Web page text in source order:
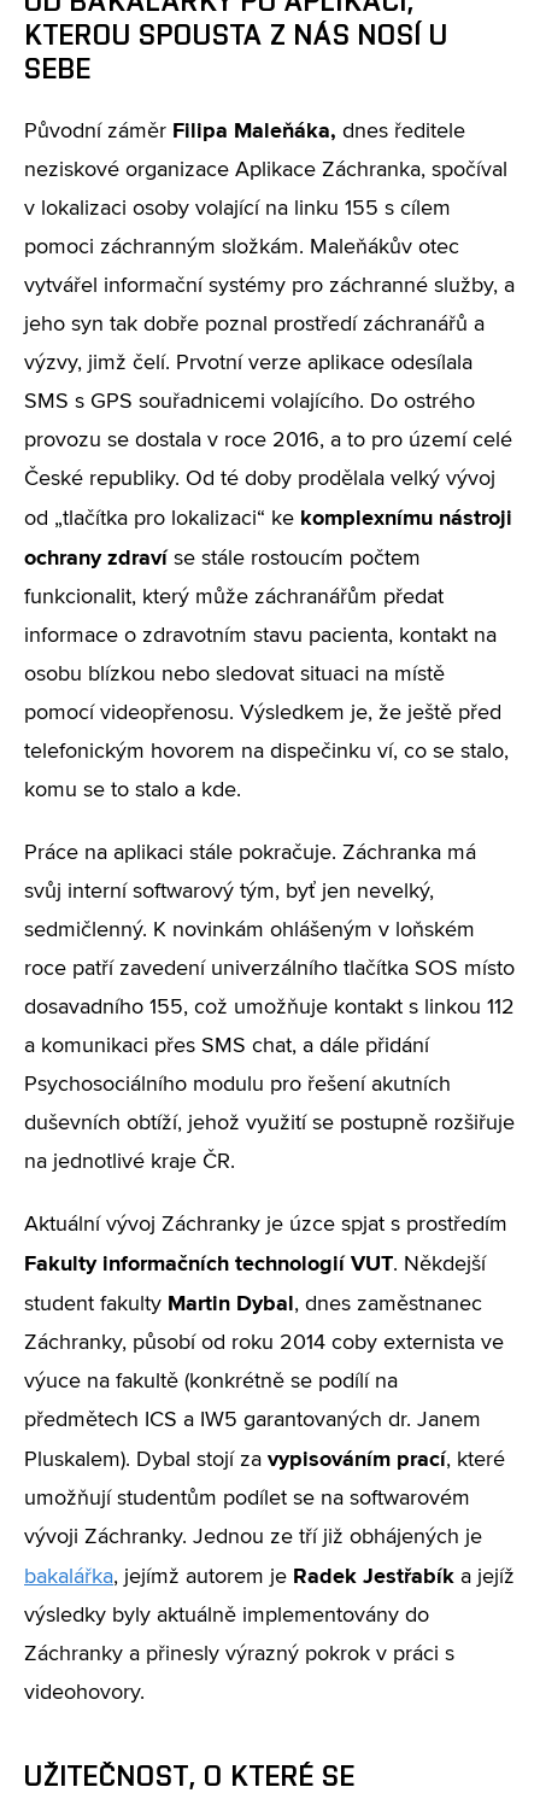
KTEROU SPOUSTA Z NÁS NOSÍ U
SEBE
Původní záměr Filipa Maleňáka, dnes ředitele
neziskové organizace Aplikace Záchranka, spočíval
v lokalizaci osoby volající na linku 155 s cílem
pomoci záchranným složkám. Maleňákův otec
vytvářel informační systémy pro záchranné služby, a
jeho syn tak dobře poznal prostředí záchranářů a
výzvy, jimž čelí. Prvotní verze aplikace odesílala
SMS s GPS souřadnicemi volajícího. Do ostrého
provozu se dostala v roce 2016, a to pro území celé
České republiky. Od té doby prodělala velký vývoj
od „tlačítka pro lokalizaci“ ke komplexnímu nástroji
ochrany zdraví se stále rostoucím počtem
funkcionalit, který může záchranářům předat
informace o zdravotním stavu pacienta, kontakt na
osobu blízkou nebo sledovat situaci na místě
pomocí videopřenosu. Výsledkem je, že ještě před
telefonickým hovorem na dispečinku ví, co se stalo,
komu se to stalo a kde.
Práce na aplikaci stále pokračuje. Záchranka má
svůj interní softwarový tým, byť jen nevelký,
sedmičlenný. K novinkám ohlášeným v loňském
roce patří zavedení univerzálního tlačítka SOS místo
dosavadního 155, což umožňuje kontakt s linkou 112
a komunikaci přes SMS chat, a dále přidání
Psychosociálního modulu pro řešení akutních
duševních obtíží, jehož využití se postupně rozšiřuje
na jednotlivé kraje ČR.
Aktuální vývoj Záchranky je úzce spjat s prostředím
Fakulty informačních technologií VUT. Někdejší
student fakulty Martin Dybal, dnes zaměstnanec
Záchranky, působí od roku 2014 coby externista ve
výuce na fakultě (konkrétně se podílí na
předmětech ICS a IW5 garantovaných dr. Janem
Pluskalem). Dybal stojí za vypisováním prací, které
umožňují studentům podílet se na softwarovém
vývoji Záchranky. Jednou ze tří již obhájených je
bakalářka, jejímž autorem je Radek Jestřabík a jejíž
výsledky byly aktuálně implementovány do
Záchranky a přinesly výrazný pokrok v práci s
videohovory.
UŽITEČNOST, O KTERÉ SE